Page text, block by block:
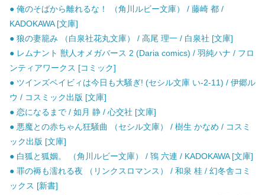
● 俺のそばから離れるな！ （角川ルビー文庫） / 藤崎 都 /
KADOKAWA [文庫]
● 狼の妻籠み （白泉社花丸文庫） / 高尾 理一 / 白泉社 [文庫]
● レムナント 獣人オメガバース 2 (Daria comics) / 羽純ハナ / フロ
ンティアワークス [コミック]
● ツインズベイビィは今日も大騒ぎ! (セシル文庫 い-2-11) / 伊郷ル
ウ / コスミック出版 [文庫]
● 恋になるまで / 如月 静 / 心交社 [文庫]
● 悪魔との赤ちゃん狂騒曲 （セシル文庫） / 樹生 かなめ / コスミ
ック出版 [文庫]
● 白狐と狐姻。 （角川ルビー文庫） / 鴇 六連 / KADOKAWA [文庫]
● 罪の褥も濡れる夜 （リンクスロマンス） / 和泉 桂 / 幻冬舎コミ
ックス [新書]